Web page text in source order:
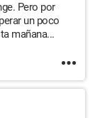
Pero por
un poco
mañana...